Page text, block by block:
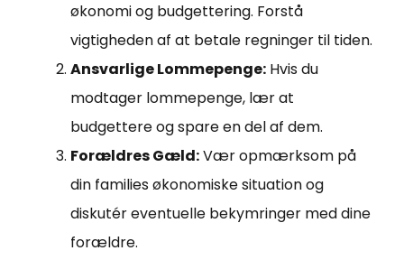
økonomi og budgettering. Forstå
vigtigheden af at betale regninger til tiden.
Ansvarlige Lommepenge: Hvis du
modtager lommepenge, lær at
budgettere og spare en del af dem.
Forældres Gæld:Vær opmærksom på
din families økonomiske situation og
diskutér eventuelle bekymringer med dine
forældre.